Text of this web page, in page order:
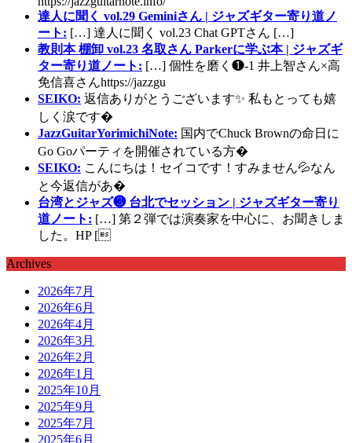
達人に聞く vol.29 Geminiさん | ジャズギター寄り道ノ
ート: […] 達人に聞く vol.23 Chat GPTさん […]
教則本 棚卸 vol.23 名取さん Parkerに学ぶ本 | ジャズギ
ター寄り道ノート: […] 個性を磨く❶-1 井上智さん×高
免信喜さんhttps://jazzgu
SEIKO: 返信ありがとうございます✨ 私もとっても嬉
しく涙です�
JazzGuitarYorimichiNote: 国内でChuck Brownの命日に
Go Goパーティを開催されている方�
SEIKO: こんにちは！セイコです！すみません💦なん
と今返信があ�
台湾とジャズ❸ 台北でセッション | ジャズギター寄り
道ノート: […] 第２弾では演奏家を中心に、お聞きしま
した。HP [
Archives
2026年7月
2026年6月
2026年4月
2026年3月
2026年2月
2026年1月
2025年10月
2025年9月
2025年7月
2025年6月